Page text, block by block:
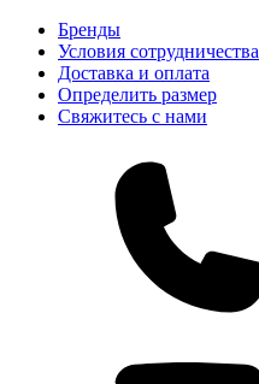
Бренды
Условия сотрудничества
Доставка и оплата
Определить размер
Свяжитесь с нами